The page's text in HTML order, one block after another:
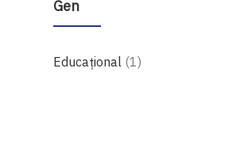
Gen
Educațional 1produs